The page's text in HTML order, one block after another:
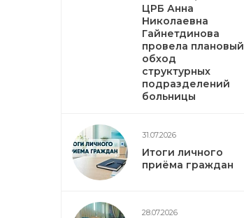
ЦРБ Анна
Николаевна
Гайнетдинова
провела плановый
обход
структурных
подразделений
больницы
31.07.2026
Итоги личного
приёма граждан
28.07.2026